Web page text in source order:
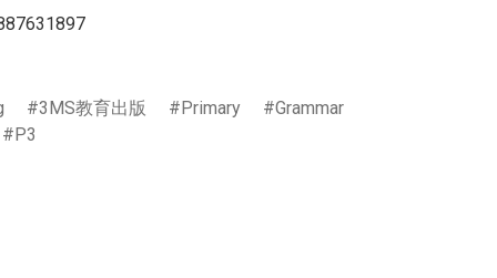
3MS教育出版 Primary
Grammar
P3